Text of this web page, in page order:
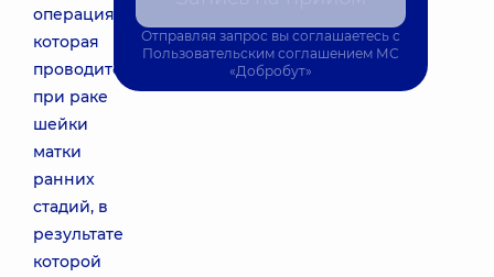
операция,
которая
проводится
при раке
шейки
матки
ранних
стадий, в
результате
которой
Отправляя запрос вы соглашаетесь с
Пользовательским соглашением МС
«Добробут»